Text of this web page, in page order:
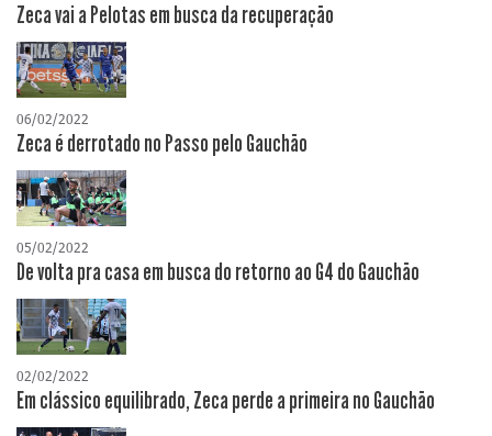
Zeca vai a Pelotas em busca da recuperação
06/02/2022
Zeca é derrotado no Passo pelo Gauchão
05/02/2022
De volta pra casa em busca do retorno ao G4 do Gauchão
02/02/2022
Em clássico equilibrado, Zeca perde a primeira no Gauchão